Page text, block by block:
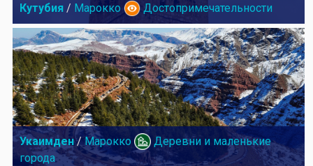
Кутубия / Марокко Достопримечательности
Укаимден/ Марокко
Деревни и маленькие
города